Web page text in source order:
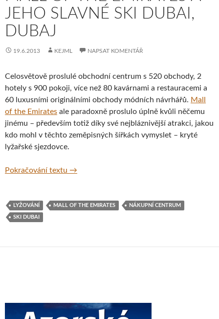
JEHO SLAVNÉ SKI DUBAI,
DUBAJ
19.6.2013 KEJML NAPSAT KOMENTÁŘ
Celosvětově proslulé obchodní centrum s 520 obchody, 2
hotely s 900 pokoji, více než 80 kavárnami a restauracemi a
60 luxusními originálními obchody módních návrhářů. Mall
of the Emirates ale paradoxně proslulo úplně kvůli něčemu
jinému – především totiž díky své nejbláznivější atrakci, jakou
kdo mohl v těchto zeměpisných šířkách vymyslet – kryté
lyžařské sjezdovce.
Pokračování textu Mall of the Emirates a jeho slavné Ski
→
LYŽOVÁNÍ MALL OF THE EMIRATES NÁKUPNÍ CENTRUM
SKI DUBAI